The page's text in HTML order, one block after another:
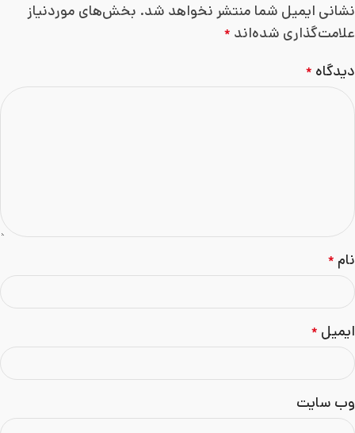
نشانی ایمیل شما منتشر نخواهد شد. بخش‌های موردنیاز
علامت‌گذاری شده‌اند *
دیدگاه *
نام *
ایمیل *
وب‌ سایت